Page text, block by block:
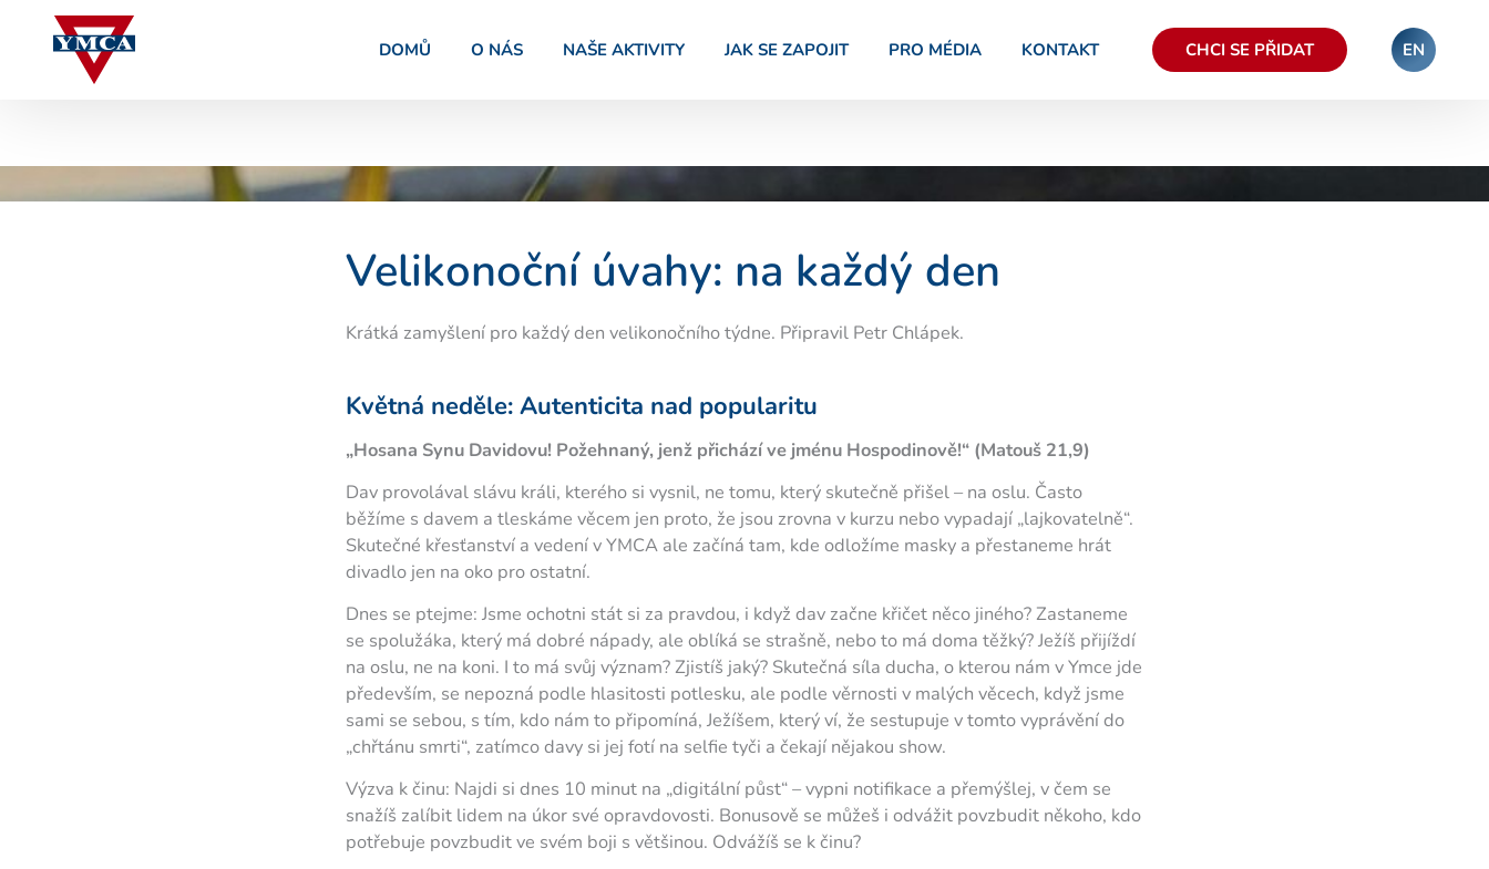
Přeskočit
DOMŮ O NÁS NAŠE AKTIVITY JAK SE ZAPOJIT PRO MÉDIA KONTAKT CHCI SE PŘIDAT EN
Velikonoční úvahy: na každý den
Krátká zamyšlení pro každý den velikonočního týdne. Připravil Petr Chlápek.
Květná neděle: Autenticita nad popularitu
„Hosana Synu Davidovu! Požehnaný, jenž přichází ve jménu Hospodinově!“ (Matouš 21,9)
Dav provolával slávu králi, kterého si vysnil, ne tomu, který skutečně přišel – na oslu. Často
běžíme s davem a tleskáme věcem jen proto, že jsou zrovna v kurzu nebo vypadají „lajkovatelně“.
Skutečné křesťanství a vedení v YMCA ale začíná tam, kde odložíme masky a přestaneme hrát
divadlo jen na oko pro ostatní.
Dnes se ptejme: Jsme ochotni stát si za pravdou, i když dav začne křičet něco jiného? Zastaneme
se spolužáka, který má dobré nápady, ale oblíká se strašně, nebo to má doma těžký? Ježíš přijíždí
na oslu, ne na koni. I to má svůj význam? Zjistíš jaký? Skutečná síla ducha, o kterou nám v Ymce jde
především, se nepozná podle hlasitosti potlesku, ale podle věrnosti v malých věcech, když jsme
sami se sebou, s tím, kdo nám to připomíná, Ježíšem, který ví, že sestupuje v tomto vyprávění do
„chřtánu smrti“, zatímco davy si jej fotí na selfie tyči a čekají nějakou show.
Výzva k činu: Najdi si dnes 10 minut na „digitální půst“ – vypni notifikace a přemýšlej, v čem se
snažíš zalíbit lidem na úkor své opravdovosti. Bonusově se můžeš i odvážit povzbudit někoho, kdo
potřebuje povzbudit ve svém boji s většinou. Odvážíš se k činu?